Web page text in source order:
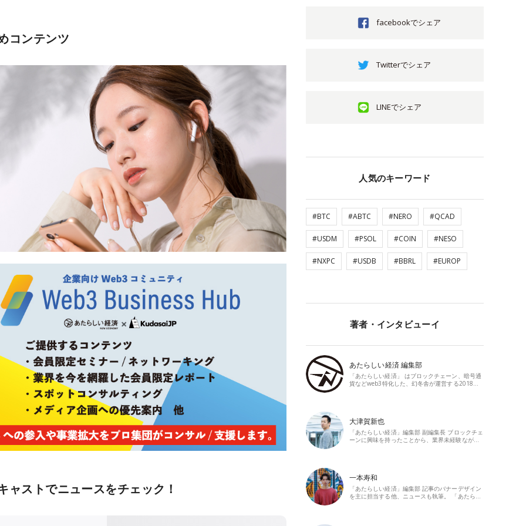
コンテンツ
ャストでニュースをチェック！
facebookでシェア
Twitterでシェア
LINEでシェア
人気のキーワード
#BTC #ABTC #NERO #QCAD
#USDM #PSOL #COIN #NESO
#NXPC #USDB #BBRL #EUROP
著者・インタビューイ
あたらしい経済 編集部
「あたらしい経済」 はブロックチェーン、暗号通
貨などweb3特化した、幻冬舎が運営する2018…
大津賀新也
「あたらしい経済」編集部 副編集長 ブロックチェ
ーンに興味を持ったことから、業界未経験なが…
一本寿和
「あたらしい経済」編集部 記事のバナーデザイン
を主に担当する他、ニュースも執筆。 「あたら…